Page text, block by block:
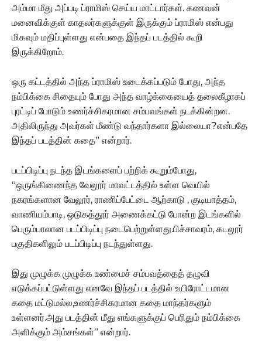
அம்மா மீது அப்படி ப்ராமிஸ் செய்ய மாட்டார்கள். கணவன்
மனைவிக்குள் காதலர்களுக்குள் இருக்கும் ப்ராமிஸ் என்பது
மிகவும் மதிப்புள்ளது என்பதை இந்தப் படத்தில் கூறி
இருக்கிறோம்.
ஒரு கட்டத்தில் அந்த ப்ராமிஸ் உடைக்கப்படும் போது, அந்த
நம்பிக்கை சிதையும் போது அந்த வாழ்க்கையைத் தலைகீழாகப்
புரட்டிப் போடும் உணர்ச்சிகரமான சம்பவங்கள் நடக்கின்றன.
அதிலிருந்து அவர்கள் மீண்டு வந்தார்களா இல்லையா?என்பதே
இந்தப் படத்தின் கதை” என்றார்.
படப்பிடிப்பு நடந்த இடங்களைப் பற்றிக் கூறும்போது,
“ஒருங்கிணைந்த வேலூர் மாவட்டத்தில் உள்ள வெயில்
நகரங்களான வேலூர், ராணிப்பேட்டை ஆற்காடு , குடியாத்தம்,
வாணியம்பாடி, ஒடுகத்தூர் அணைக்கட்டு போன்ற இடங்களில்
பெரும்பாலான படப்பிடிப்பு நடைபெற்றுள்ளது.பிச்சாவரம், கடலூர்
பகுதிகளிலும் படப்பிடிப்பு நடந்துள்ளது.
இது முழுக்க முழுக்க உண்மைச் சம்பவத்தைத் தழுவி
எடுக்கப்பட்டுள்ளது எனவே இந்தப் படத்தில் உயிரோட்டமான
கதை மட்டுமல்ல,உணர்ச்சிகரமான கதை மாந்தர்களும்
உள்ளனர்.அது படத்தின் மீது எங்களுக்குப் பெரிதும் நம்பிக்கை
அளிக்கும் அம்சங்கள்” என்றார்.